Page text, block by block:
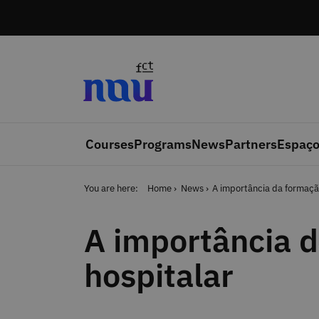
CoursesProgramsNewsPartners
You are here: Home News A importância da
A importância
hospitalar